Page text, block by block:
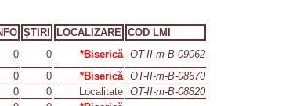
ŞTIRI LOCALIZARE COD LMI
0 0 *Biserică OT-II-m-B-09062
0 0 *Biserică OT-II-m-B-08670
0 0 Localitate OT-II-m-B-08820